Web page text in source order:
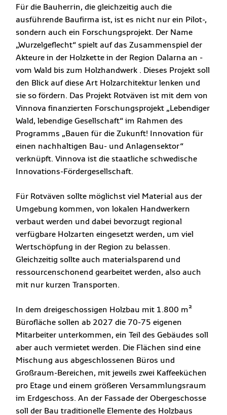
Für die Bauherrin, die gleichzeitig auch die
ausführende Baufirma ist, ist es nicht nur ein Pilot-,
sondern auch ein Forschungsprojekt. Der Name
„Wurzelgeflecht“ spielt auf das Zusammenspiel der
Akteure in der Holzkette in der Region Dalarna an -
vom Wald bis zum Holzhandwerk . Dieses Projekt soll
den Blick auf diese Art Holzarchitektur lenken und
sie so fördern. Das Projekt Rotväven ist mit dem von
Vinnova finanzierten Forschungsprojekt „Lebendiger
Wald, lebendige Gesellschaft“ im Rahmen des
Programms „Bauen für die Zukunft! Innovation für
einen nachhaltigen Bau- und Anlagensektor“
verknüpft. Vinnova ist die staatliche schwedische
Innovations-Fördergesellschaft.
Für Rotväven sollte möglichst viel Material aus der
Umgebung kommen, von lokalen Handwerkern
verbaut werden und dabei bevorzugt regional
verfügbare Holzarten eingesetzt werden, um viel
Wertschöpfung in der Region zu belassen.
Gleichzeitig sollte auch materialsparend und
ressourcenschonend gearbeitet werden, also auch
mit nur kurzen Transporten.
In dem dreigeschossigen Holzbau mit 1.800 m²
Bürofläche sollen ab 2027 die 70-75 eigenen
Mitarbeiter unterkommen, ein Teil des Gebäudes soll
aber auch vermietet werden. Die Flächen sind eine
Mischung aus abgeschlossenen Büros und
Großraum-Bereichen, mit jeweils zwei Kaffeeküchen
pro Etage und einem größeren Versammlungsraum
im Erdgeschoss. An der Fassade der Obergeschosse
soll der Bau traditionelle Elemente des Holzbaus